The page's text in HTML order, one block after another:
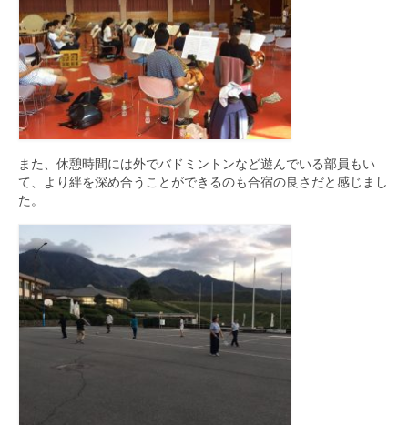
また、休憩時間には外でバドミントンなど遊んでいる部員もい
て、より絆を深め合うことができるのも合宿の良さだと感じまし
た。